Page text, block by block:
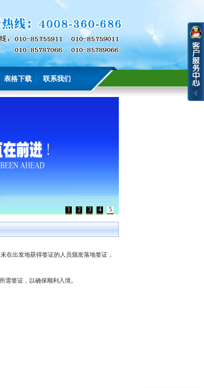
表格下载 联系我们
1 2 3 4 5
在出发地获得签证的人员颁发落地签证，
需签证，以确保顺利入境。